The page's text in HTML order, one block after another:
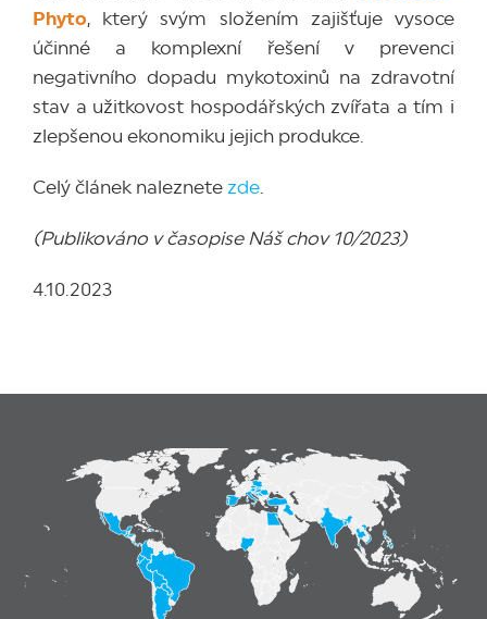
Phyto, který svým složením zajišťuje vysoce
účinné a komplexní řešení v prevenci
negativního dopadu mykotoxinů na zdravotní
stav a užitkovost hospodářských zvířata a tím i
zlepšenou ekonomiku jejich produkce.
Celý článek naleznete zde
(Publikováno v časopise Náš chov 10/2023)
4.10.2023